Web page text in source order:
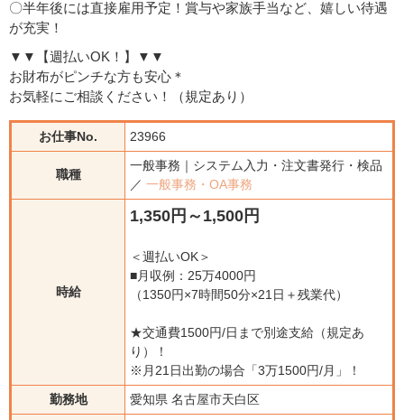
〇半年後には直接雇用予定！賞与や家族手当など、嬉しい待遇
が充実！
▼▼【週払いOK！】▼▼
お財布がピンチな方も安心＊
お気軽にご相談ください！（規定あり）
お仕事No. 23966
職種
一般事務｜システム入力・注文書発行・検品
／ 一般事務・OA事務
時給
1,350円～1,500円
＜週払いOK＞
■月収例：25万4000円
（1350円×7時間50分×21日＋残業代）
★交通費1500円/日まで別途支給（規定あ
り）！
※月21日出勤の場合「3万1500円/月」！
勤務地
愛知県 名古屋市天白区